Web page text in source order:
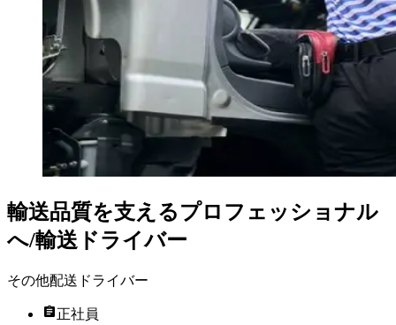
輸送品質を支えるプロフェッショナル
へ/輸送ドライバー
その他配送ドライバー
正社員